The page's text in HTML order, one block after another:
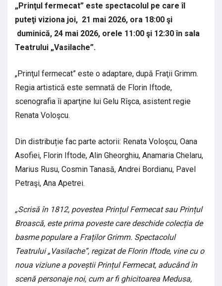
„Prinţul fermecat” este spectacolul pe care îl
puteţi viziona joi, 21 mai 2026, ora 18:00 şi
duminică, 24 mai 2026, orele 11:00 şi 12:30 în sala
Teatrului „Vasilache”.
„Prinţul fermecat” este o adaptare, după Fraţii Grimm.
Regia artistică este semnată de Florin Iftode,
scenografia îi aparţine lui Gelu Rîşca, asistent regie
Renata Voloşcu.
Din distribuție fac parte actorii: Renata Voloşcu, Oana
Asofiei, Florin Iftode, Alin Gheorghiu, Anamaria Chelaru,
Marius Rusu, Cosmin Tanasă, Andrei Bordianu, Pavel
Petraşi, Ana Apetrei.
„Scrisă în 1812, povestea Prințul Fermecat sau Prințul
Broască, este prima poveste care deschide colecția de
basme populare a Fraților Grimm. Spectacolul
Teatrului „Vasilache”, regizat de Florin Iftode, vine cu o
noua viziune a poveștii Prințul Fermecat, aducând în
scenă personaje noi, cum ar fi ghicitoarea Medusa,